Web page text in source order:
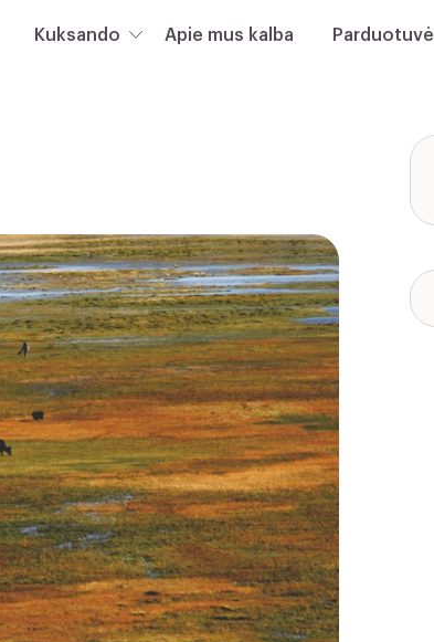
Kuksando Apie mus kalba Parduotuvė